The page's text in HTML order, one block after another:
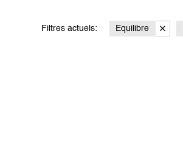
Filtres actuels: Equilibre